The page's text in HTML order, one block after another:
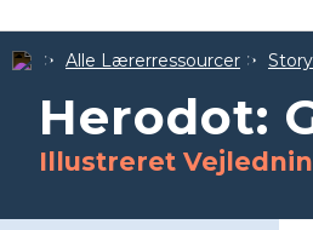
Alle Lærerressourcer
Herodot:
Illustreret